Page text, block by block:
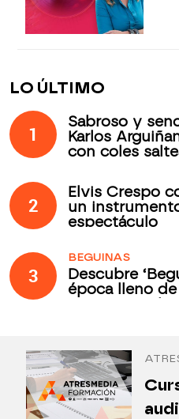
LO ÚLTIMO
1
Sabroso y
Karlos
con coles
2
Elvis Crespo
un
espectáculo
3
BEGUINAS
Descubre
época lleno